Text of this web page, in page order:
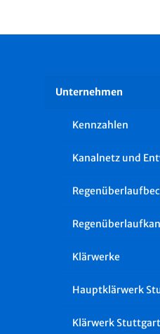
Unternehmen
Kennzahlen
Kanalnetz und
Klärwerke
Hauptklärwerk
Klärwerk